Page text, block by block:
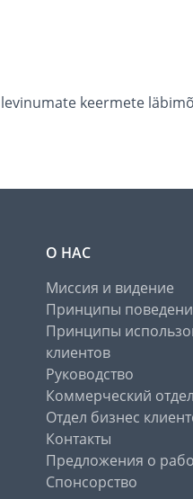
keermete
О НАС
Миссия и видение
Принципы
Принципы
клиентов
Руководство
Коммерческий отдел
Отдел бизнес
Контакты
Предложения о
Спонсорство